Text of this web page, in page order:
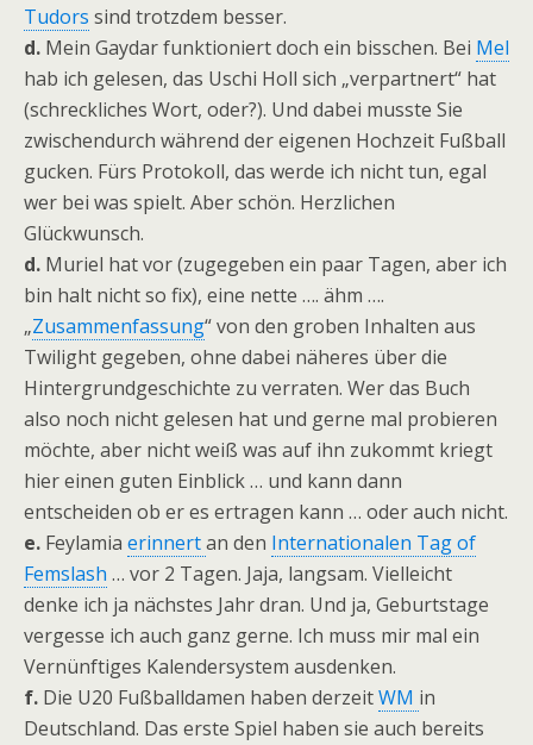
Tudors sind trotzdem besser.
d. Mein Gaydar funktioniert doch ein bisschen. Bei Mel
hab ich gelesen, das Uschi Holl sich „verpartnert“ hat
(schreckliches Wort, oder?). Und dabei musste Sie
zwischendurch während der eigenen Hochzeit Fußball
gucken. Fürs Protokoll, das werde ich nicht tun, egal
wer bei was spielt. Aber schön. Herzlichen
Glückwunsch.
d. Muriel hat vor (zugegeben ein paar Tagen, aber ich
bin halt nicht so fix), eine nette …. ähm ….
„Zusammenfassung“ von den groben Inhalten aus
Twilight gegeben, ohne dabei näheres über die
Hintergrundgeschichte zu verraten. Wer das Buch
also noch nicht gelesen hat und gerne mal probieren
möchte, aber nicht weiß was auf ihn zukommt kriegt
hier einen guten Einblick … und kann dann
entscheiden ob er es ertragen kann … oder auch nicht.
e. Feylamia erinnertan den Internationalen Tag of
Femslash … vor 2 Tagen. Jaja, langsam. Vielleicht
denke ich ja nächstes Jahr dran. Und ja, Geburtstage
vergesse ich auch ganz gerne. Ich muss mir mal ein
Vernünftiges Kalendersystem ausdenken.
f. Die U20 Fußballdamen haben derzeitWM in
Deutschland. Das erste Spiel haben sie auch bereits